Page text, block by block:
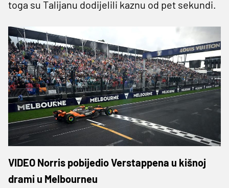
toga su Talijanu dodijelili kaznu od pet sekundi.
VIDEO Norris pobijedio Verstappena u kišnoj
drami u Melbourneu